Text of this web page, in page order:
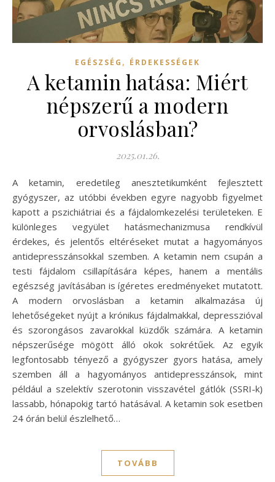
EGÉSZSÉG , ÉRDEKESSÉGEK
A ketamin hatása: Miért
népszerű a modern
orvoslásban?
2025.01.26.
A ketamin, eredetileg anesztetikumként fejlesztett
gyógyszer, az utóbbi években egyre nagyobb figyelmet
kapott a pszichiátriai és a fájdalomkezelési területeken. E
különleges vegyület hatásmechanizmusa rendkívül
érdekes, és jelentős eltéréseket mutat a hagyományos
antidepresszánsokkal szemben. A ketamin nem csupán a
testi fájdalom csillapítására képes, hanem a mentális
egészség javításában is ígéretes eredményeket mutatott.
A modern orvoslásban a ketamin alkalmazása új
lehetőségeket nyújt a krónikus fájdalmakkal, depresszióval
és szorongásos zavarokkal küzdők számára. A ketamin
népszerűsége mögött álló okok sokrétűek. Az egyik
legfontosabb tényező a gyógyszer gyors hatása, amely
szemben áll a hagyományos antidepresszánsok, mint
például a szelektív szerotonin visszavétel gátlók (SSRI-k)
lassabb, hónapokig tartó hatásával. A ketamin sok esetben
24 órán belül észlelhető…
TOVÁBB